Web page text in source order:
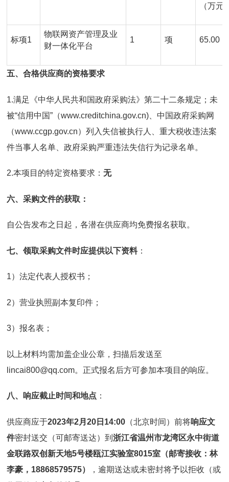
（万元
标项1
物联网资产管理及业
财一体化平台
1 项 65.00
五、合格供应商的资格要求
1.满足《中华人民共和国政府采购法》第二十二条规定；未
被“信用中国”（www.creditchina.gov.cn)、中国政府采购网
（www.ccgp.gov.cn）列入失信被执行人、重大税收违法案
件当事人名单、政府采购严重违法失信行为记录名单。
2.本项目的特定资格要求： 无
六、采购文件的获取：
自公告发布之日起，各潜在供应商均免费报名获取。
七、领取采购文件时应提供以下资料 ：
1）法定代表人授权书；
2）营业执照副本复印件；
3）报名表；
以上材料均需加盖企业公章，扫描后发送至
lincai800@qq.com。正式报名后方可参加本项目的响应。
八、响应截止时间和地点 ：
供应商应于2023年2月 20 日 14:00 （北京时间）前将响应文
件密封送交（可邮寄送达）到 浙江省温州市龙湾区永中街道
金联路双创新天地5号楼瓯江实验室8015室 （邮寄接收：林
李豪， 18868579575）
，逾期送达或未密封将予以拒收（或